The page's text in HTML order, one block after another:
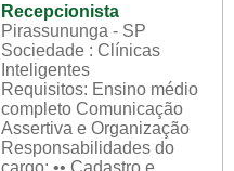
Recepcionista
Pirassununga - SP
Sociedade : Clínicas
Inteligentes
Requisitos: Ensino médio
completo Comunicação
Assertiva e Organização
Responsabilidades do
cargo: •• Cadastro e